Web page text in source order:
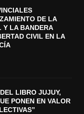
DE LA
Y LA BANDERA
CIVIL EN LA
LIBRO JUJUY,
PONEN EN VALOR